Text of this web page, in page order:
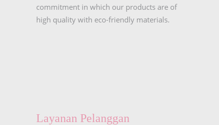
commitment in which our products are of
high quality with eco-friendly materials.
Layanan Pelanggan